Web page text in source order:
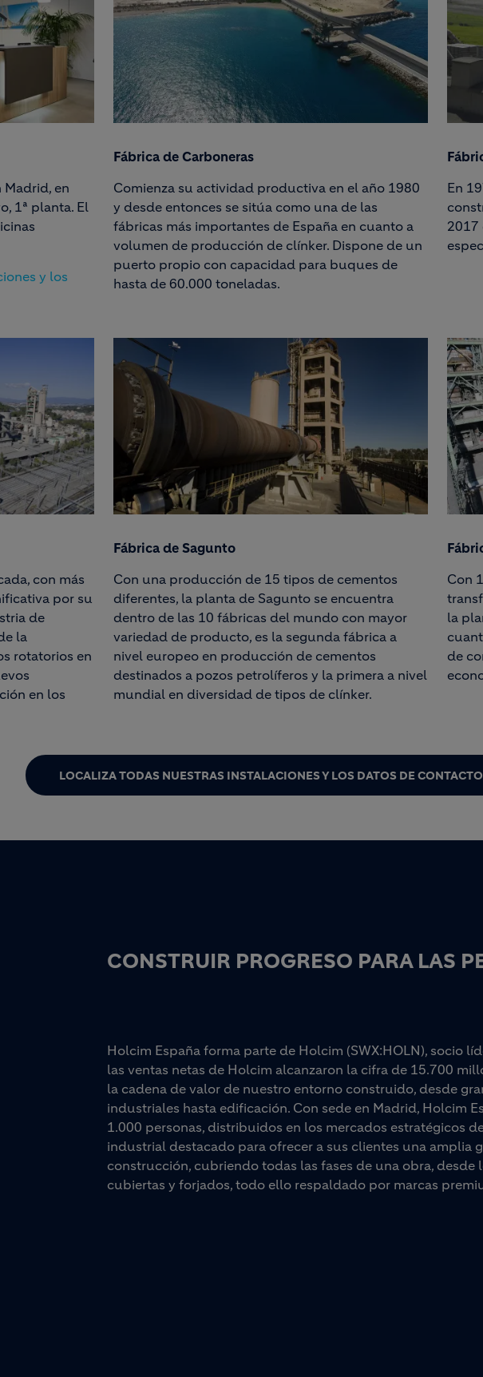
Madrid, en
1ª planta. El
y los
Fábrica de Carboneras
Comienza su actividad productiva en el año 1980
y desde entonces se sitúa como una de las
fábricas más importantes de España en cuanto a
volumen de producción de clínker. Dispone de un
puerto propio con capacidad para buques de
hasta de 60.000 toneladas.
En
2017
con más
por su
de
la
rotatorios en
en los
Fábrica de Sagunto
Con una producción de 15 tipos de cementos
diferentes, la planta de Sagunto se encuentra
dentro de las 10 fábricas del mundo con mayor
variedad de producto, es la segunda fábrica a
nivel europeo en producción de cementos
destinados a pozos petrolíferos y la primera a nivel
mundial en diversidad de tipos de clínker.
Con
la
de
LOCALIZA TODAS NUESTRAS INSTALACIONES Y LOS DATOS DE CONTACTO
CONSTRUIR PROGRESO PARA LAS
Holcim España forma parte de Holcim (SWX:HOLN), socio
las ventas netas de Holcim alcanzaron la cifra de 15.700
la cadena de valor de nuestro entorno construido, desde
industriales hasta edificación. Con sede en Madrid, Holcim
1.000 personas, distribuidos en los mercados estratégicos
industrial destacado para ofrecer a sus clientes una amplia
construcción, cubriendo todas las fases de una obra, desde
cubiertas y forjados, todo ello respaldado por marcas